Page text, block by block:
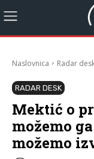
Naslovnica Radar
RADAR DESK
Mektić o
možemo
možemo